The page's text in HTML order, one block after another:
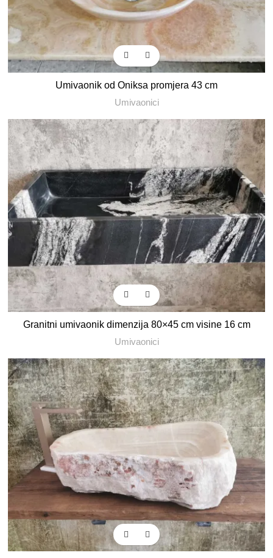
Umivaonik od Oniksa promjera 43 cm
Umivaonici
Granitni umivaonik dimenzija 80×45 cm visine 16 cm
Umivaonici